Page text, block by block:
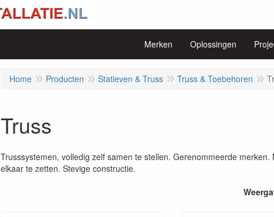
Merken Oplossingen
Home Producten Statieven & Truss Truss & Toebehoren
Truss
Trusssystemen, volledig zelf samen te stellen. Gerenommeerde
elkaar te zetten. Stevige constructie.